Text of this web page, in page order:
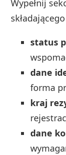
Wypełnij
status
dane
forma
kraj
dane